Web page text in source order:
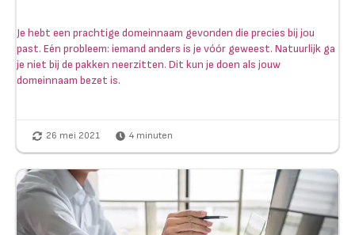
Je hebt een prachtige domeinnaam gevonden die precies bij jou
past. Eén probleem: iemand anders is je vóór geweest. Natuurlijk ga
je niet bij de pakken neerzitten. Dit kun je doen als jouw
domeinnaam bezet is.
26 mei 2021 4 minuten